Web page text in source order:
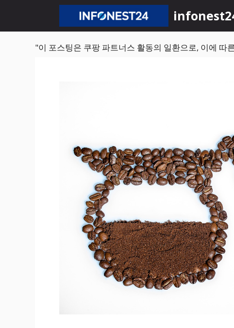
츠
"이 포스팅은 쿠팡 파트너스 활동의 일환으로, 이에 따